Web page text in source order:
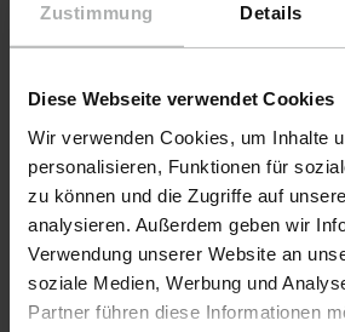
Zustimmung Details
Diese Webseite verwendet Cookies
Wir verwenden Cookies, um Inhalte
personalisieren, Funktionen für
zu können und die Zugriffe auf
analysieren. Außerdem geben wir
Verwendung unserer Website an
soziale Medien, Werbung und
Partner führen diese Informationen
KochChemie · Art-Nr. 9998280